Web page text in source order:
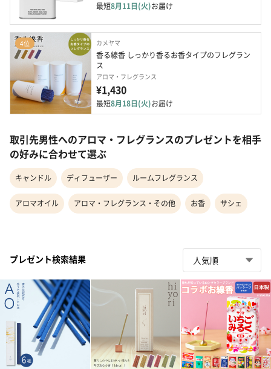
最短8月11日(火)お届け
4位 カメヤマ
香る線香 しっかり香るお香タイプのフレグラン
ス
アロマ・フレグランス
¥1,430
最短8月18日(火)お届け
取引先男性へのアロマ・フレグランスのプレゼントを相手
の好みに合わせて選ぶ
キャンドル ディフューザー ルームフレグランス
アロマオイル アロマ・フレグランス・その他 お香 サシェ
プレゼント検索結果